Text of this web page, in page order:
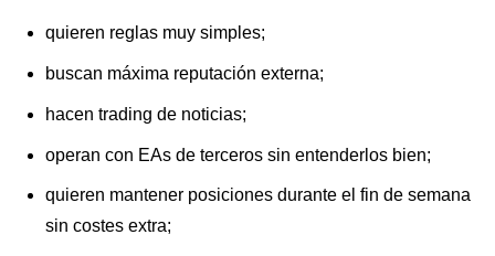
quieren reglas muy simples;
buscan máxima reputación externa;
hacen trading de noticias;
operan con EAs de terceros sin entenderlos bien;
quieren mantener posiciones durante el fin de semana
sin costes extra;